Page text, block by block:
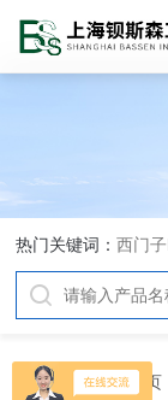
热门关键词：西门
当前位置：首页